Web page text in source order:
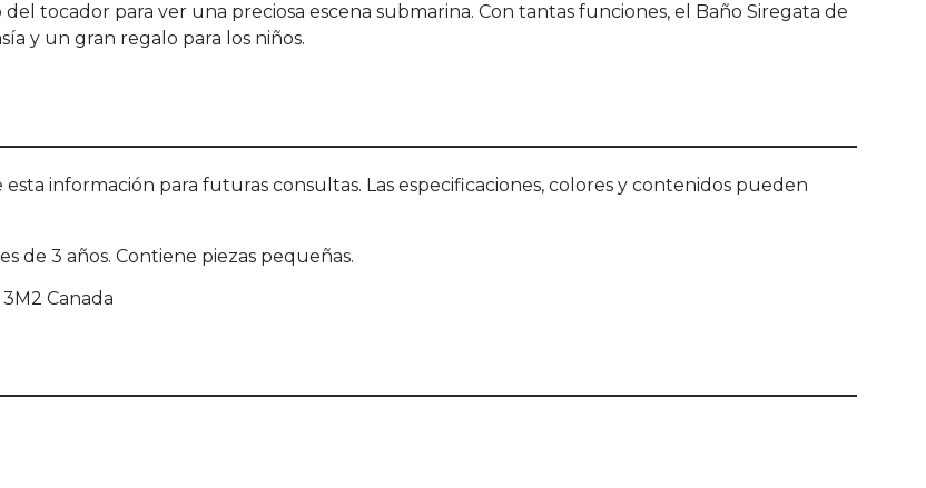
tocador para ver una preciosa escena submarina. Con tantas funciones, el Baño Siregata de
y un gran regalo para los niños.
información para futuras consultas. Las especificaciones, colores y contenidos pueden
de 3 años. Contiene piezas pequeñas.
Canada